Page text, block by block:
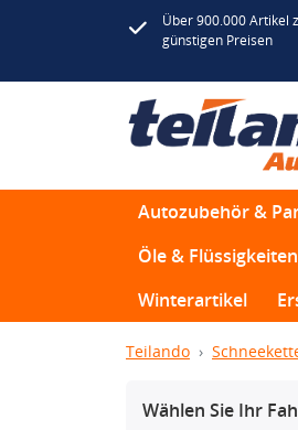
Über 900.000 Artikel
günstigen Preisen
Autozubehör &
Öle & Flüssigkeiten
Winterartikel
Teilando
Wählen Sie Ihr